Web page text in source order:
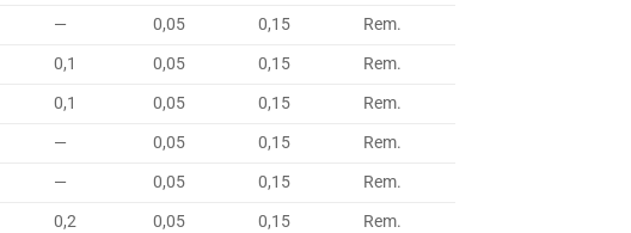
— 0,05 0,15
Rem.
0,1 0,05 0,15
Rem.
0,1 0,05 0,15
Rem.
— 0,05 0,15
Rem.
— 0,05 0,15
Rem.
0,2 0,05 0,15
Rem.